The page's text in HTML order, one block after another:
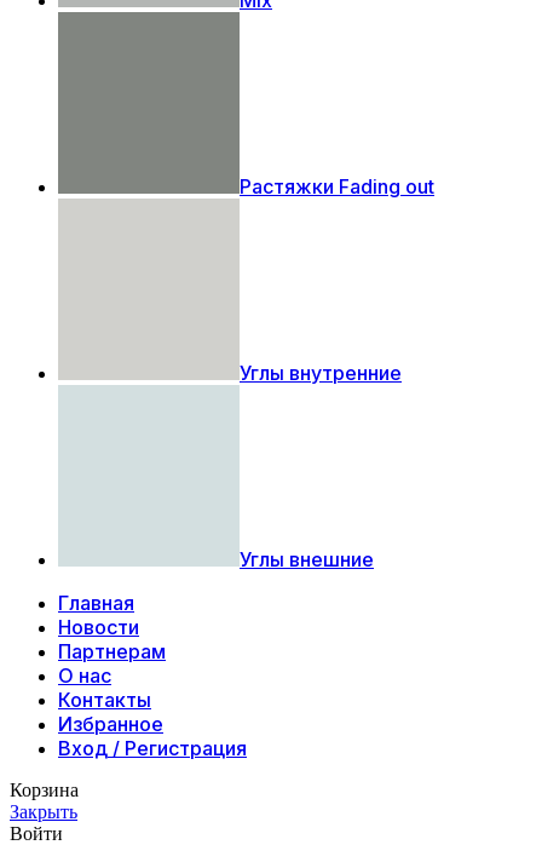
Растяжки Fading out
Углы внутренние
Углы внешние
Главная
Новости
Партнерам
О нас
Контакты
Избранное
Вход / Регистрация
Корзина
Закрыть
Войти